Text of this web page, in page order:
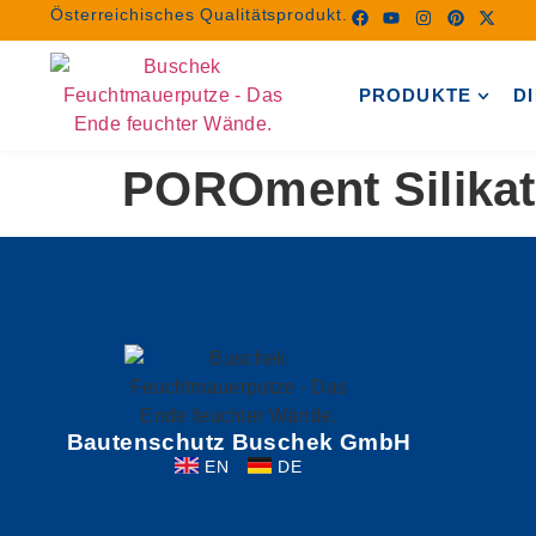
Österreichisches Qualitätsprodukt.
PRODUKTE
POROment
Bautenschutz Buschek GmbH
EN DE